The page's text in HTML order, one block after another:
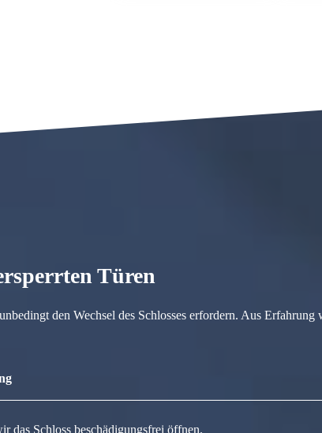
Türen
den Wechsel des Schlosses erfordern. Aus Erfahrung
das Schloss beschädigungsfrei öffnen.